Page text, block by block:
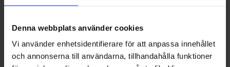
Denna webbplats använder cookies
Vi använder enhetsidentifierare för att anpassa innehållet
och annonserna till användarna, tillhandahålla funktioner